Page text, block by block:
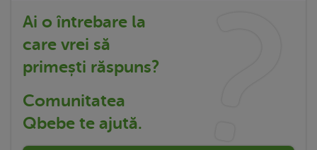
Ai o întrebare la
care vrei să
primești răspuns?
Comunitatea
Qbebe te ajută.